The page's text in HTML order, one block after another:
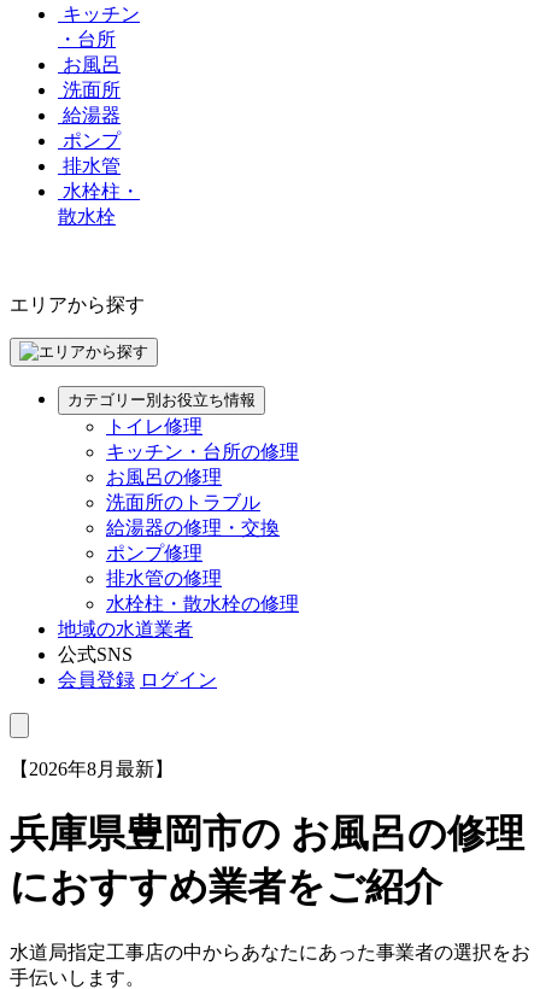
キッチン
・台所
お風呂
洗面所
給湯器
ポンプ
排水管
水栓柱・
散水栓
エリアから探す
カテゴリー別お役立ち情報
トイレ修理
キッチン・台所の修理
お風呂の修理
洗面所のトラブル
給湯器の修理・交換
ポンプ修理
排水管の修理
水栓柱・散水栓の修理
地域の水道業者
公式SNS
会員登録 ログイン
【2026年8月最新】
兵庫県豊岡市の お風呂の修理
におすすめ業者をご紹介
水道局指定工事店の中からあなたにあった事業者の選択をお
手伝いします。